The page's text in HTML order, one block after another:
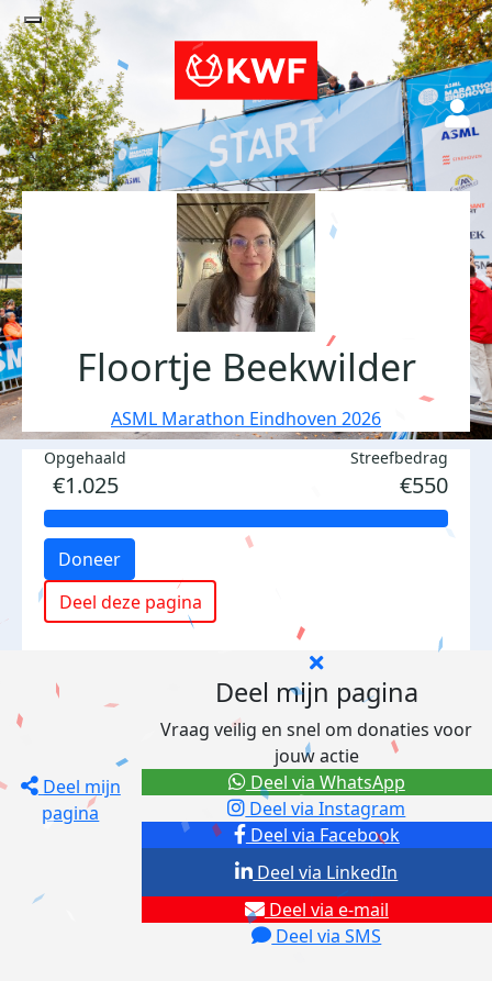
Floortje Beekwilder
ASML Marathon Eindhoven 2026
Opgehaald
€1.025
Streefbedrag
€550
Doneer
Deel deze pagina
Deel mijn
pagina
Deel mijn pagina
Vraag veilig en snel om donaties voor
jouw actie
Deel via Facebook
Deel via Instagram
Deel via e-mail
Deel via SMS
Deel via LinkedIn
Deel via WhatsApp